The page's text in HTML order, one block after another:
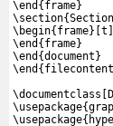
\end{frame}
\end{frame}
\end{document}